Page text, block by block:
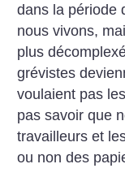
dans la période
nous vivons,
plus
grévistes
voulaient pas
pas savoir que
travailleurs et
ou non des